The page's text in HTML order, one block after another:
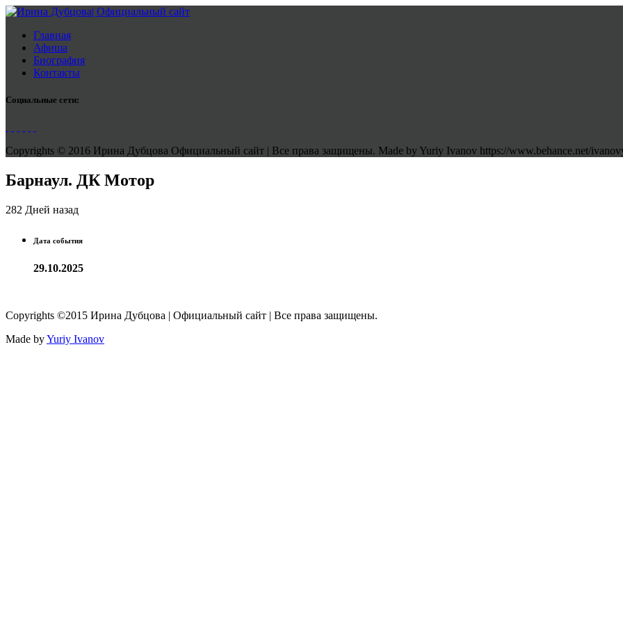
Главная
Афиша
Биография
Контакты
Социальные сети:
Copyrights © 2016 Ирина Дубцова Официальный сайт | Все права защищены. Made by Yuriy Ivanov https://www.behance.net/
Барнаул. ДК Мотор
282 Дней назад
Дата события
29.10.2025
Copyrights ©2015 Ирина Дубцова | Официальный сайт | Все права защищены.
Made byYuriy Ivanov